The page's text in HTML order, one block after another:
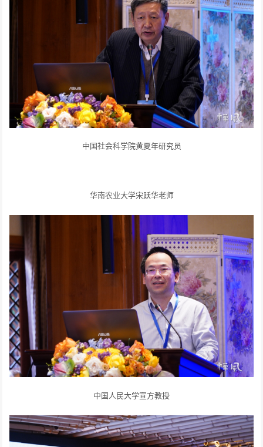
中国社会科学院黄夏年研究员
华南农业大学宋跃华老师
中国人民大学宣方教授